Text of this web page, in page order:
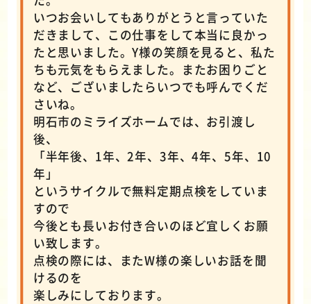
いつお会いしてもありがとうと言っていた
だきまして、この仕事をして本当に良かっ
たと思いました。Y様の笑顔を見ると、私た
ちも元気をもらえました。またお困りごと
など、ございましたらいつでも呼んでくだ
さいね。
明石市のミライズホームでは、お引渡し
後、
「半年後、1年、2年、3年、4年、5年、10
年」
というサイクルで無料定期点検をしていま
すので
今後とも長いお付き合いのほど宜しくお願
い致します。
点検の際には、またW様の楽しいお話を聞
けるのを
楽しみにしております。